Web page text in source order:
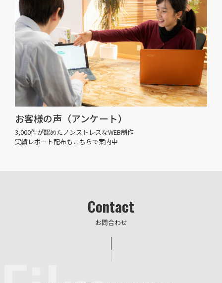
お客様の声（アンケート）
3,000件が認めたノンストレスなWEB制作
実績レポート配布もこちらで案内中
Contact
お問合わせ